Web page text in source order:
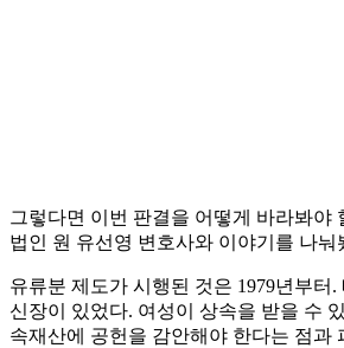
그렇다면 이번 판결을 어떻게 바라봐야
법인 원 유선영 변호사와 이야기를 나눠
유류분 제도가 시행된 것은 1979년부터.
신장이 있었다. 여성이 상속을 받을 수
속재산에 공헌을 감안해야 한다는 점과